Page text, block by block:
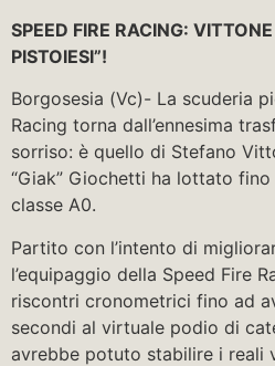
SPEED FIRE RACING:
PISTOIESI”!
Borgosesia (Vc)- La scuderia
Racing torna dall’ennesima
sorriso: è quello di Stefano
“Giak” Giochetti ha lottato
classe A0.
Partito con l’intento di
l’equipaggio della Speed Fire
riscontri cronometrici fino ad
secondi al virtuale podio di
avrebbe potuto stabilire i reali